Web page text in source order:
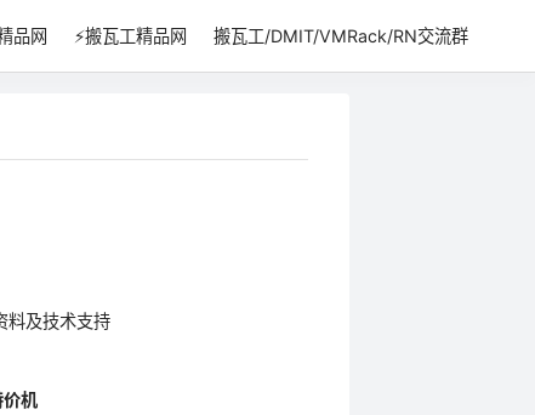
品网 ⚡搬瓦工精品网 搬瓦工/DMIT/VMRack/RN交流群
料及技术支持
价机